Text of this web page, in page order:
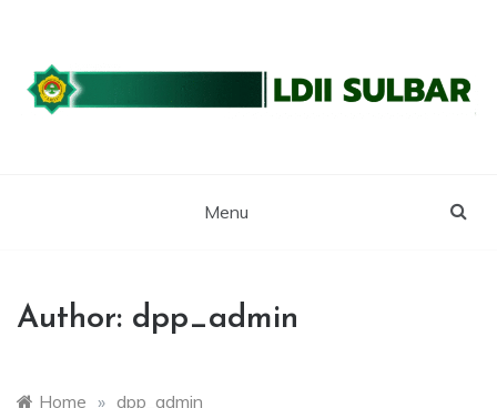
content
BARAT
Menu
Author: dpp_admin
Home » dpp_admin